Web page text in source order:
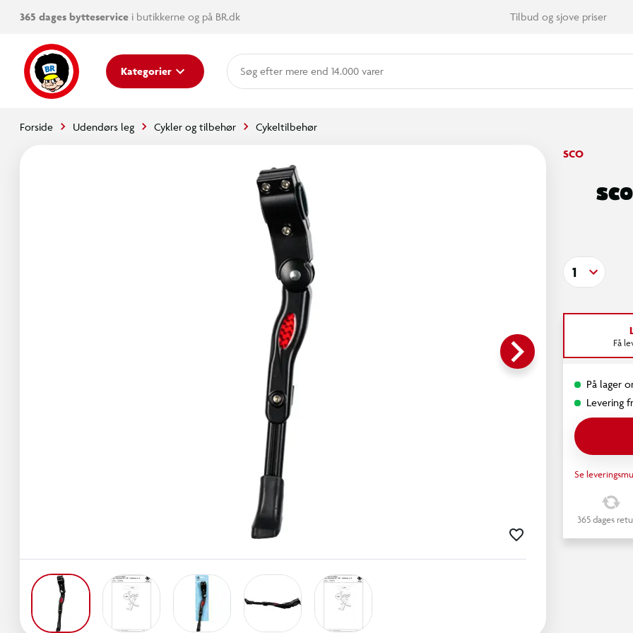
365 dages bytteservice i butikkerne og på BR.dk Tilbud og sjove priser
Kategorier mere end 14.000 varer
Forside Udendørs leg Cykler og tilbehør Cykeltilbehør
keyboard_arrow_right
SCO
1
Få
På lager
Levering
Se
365 dages